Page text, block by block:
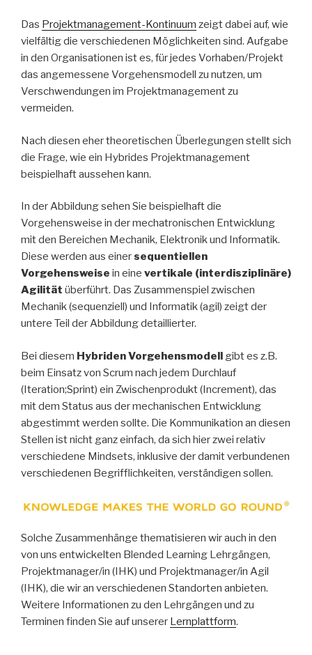
Das Projektmanagement-Kontinuum zeigt dabei auf, wie
vielfältig die verschiedenen Möglichkeiten sind. Aufgabe
in den Organisationen ist es, für jedes Vorhaben/Projekt
das angemessene Vorgehensmodell zu nutzen, um
Verschwendungen im Projektmanagement zu
vermeiden.
Nach diesen eher theoretischen Überlegungen stellt sich
die Frage, wie ein Hybrides Projektmanagement
beispielhaft aussehen kann.
In der Abbildung sehen Sie beispielhaft die
Vorgehensweise in der mechatronischen Entwicklung
mit den Bereichen Mechanik, Elektronik und Informatik.
Diese werden aus einersequentiellen
Vorgehensweise in eine vertikale (interdisziplinäre)
Agilität überführt. Das Zusammenspiel zwischen
Mechanik (sequenziell) und Informatik (agil) zeigt der
untere Teil der Abbildung detaillierter.
Bei diesem Hybriden Vorgehensmodell gibt es z.B.
beim Einsatz von Scrum nach jedem Durchlauf
(Iteration;Sprint) ein Zwischenprodukt (Increment), das
mit dem Status aus der mechanischen Entwicklung
abgestimmt werden sollte. Die Kommunikation an diesen
Stellen ist nicht ganz einfach, da sich hier zwei relativ
verschiedene Mindsets, inklusive der damit verbundenen
verschiedenen Begrifflichkeiten, verständigen sollen.
Solche Zusammenhänge thematisieren wir auch in den
von uns entwickelten Blended Learning Lehrgängen,
Projektmanager/in (IHK) und Projektmanager/in Agil
(IHK), die wir an verschiedenen Standorten anbieten.
Weitere Informationen zu den Lehrgängen und zu
Terminen finden Sie auf unserer Lernplattform.